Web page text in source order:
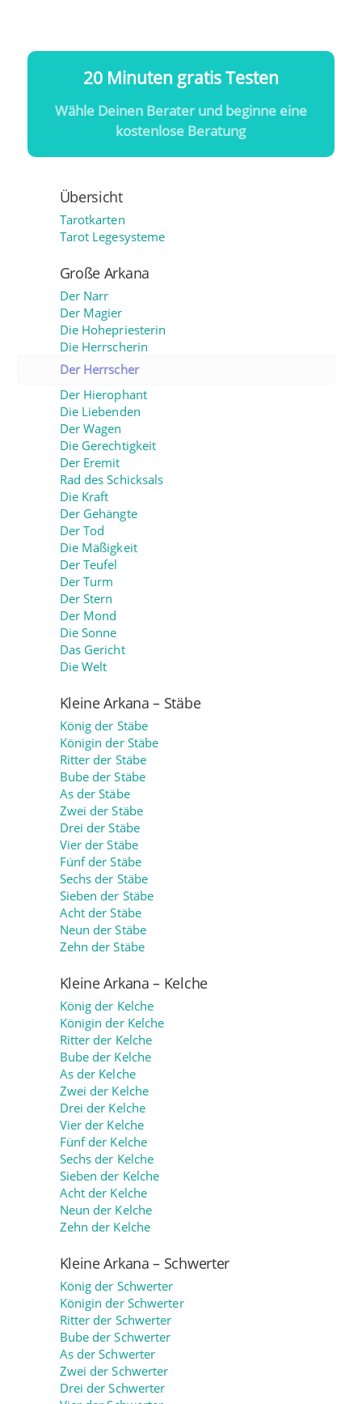
20 Minuten gratis Testen
Wähle Deinen Berater und beginne eine
kostenlose Beratung
Übersicht
Tarotkarten
Tarot Legesysteme
Große Arkana
Der Narr
Der Magier
Die Hohepriesterin
Die Herrscherin
Der Herrscher
Der Hierophant
Die Liebenden
Der Wagen
Die Gerechtigkeit
Der Eremit
Rad des Schicksals
Die Kraft
Der Gehängte
Der Tod
Die Mäßigkeit
Der Teufel
Der Turm
Der Stern
Der Mond
Die Sonne
Das Gericht
Die Welt
Kleine Arkana – Stäbe
König der Stäbe
Königin der Stäbe
Ritter der Stäbe
Bube der Stäbe
As der Stäbe
Zwei der Stäbe
Drei der Stäbe
Vier der Stäbe
Fünf der Stäbe
Sechs der Stäbe
Sieben der Stäbe
Acht der Stäbe
Neun der Stäbe
Zehn der Stäbe
Kleine Arkana – Kelche
König der Kelche
Königin der Kelche
Ritter der Kelche
Bube der Kelche
As der Kelche
Zwei der Kelche
Drei der Kelche
Vier der Kelche
Fünf der Kelche
Sechs der Kelche
Sieben der Kelche
Acht der Kelche
Neun der Kelche
Zehn der Kelche
Kleine Arkana – Schwerter
König der Schwerter
Königin der Schwerter
Ritter der Schwerter
Bube der Schwerter
As der Schwerter
Zwei der Schwerter
Drei der Schwerter